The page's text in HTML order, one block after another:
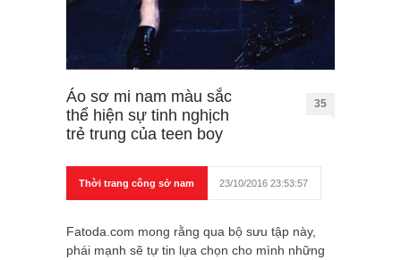
Áo sơ mi nam màu sắc
thể hiện sự tinh nghịch
trẻ trung của teen boy
35
Thời trang công sở nam 23/10/2016 23:53:57
Fatoda.com mong rằng qua bộ sưu tập này,
phái mạnh sẽ tự tin lựa chọn cho mình những